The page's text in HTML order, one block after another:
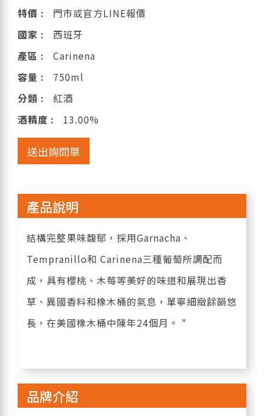
特價 :
門市或官方LINE報價
國家 :
西班牙
產區 :
Carinena
容量 :
750ml
分類 :
紅酒
酒精度 :
13.00%
送出詢問單
產品說明
結構完整果味馥郁，採用Garnacha、
Tempranillo和 Carinena三種葡萄所調配而
成，具有櫻桃、木莓等美好的味道和展現出香
草、異國香料和橡木桶的氣息，單寧細緻餘韻悠
長，在美國橡木桶中陳年24個月。 "
品牌介紹